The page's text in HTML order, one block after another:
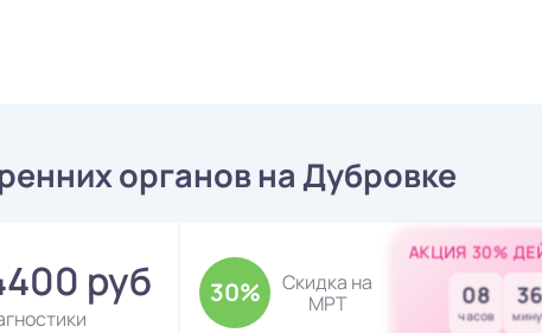
органов на Дубровке
руб 30%
Скидка на
МРТ
АКЦИЯ 30%
08
часов
36